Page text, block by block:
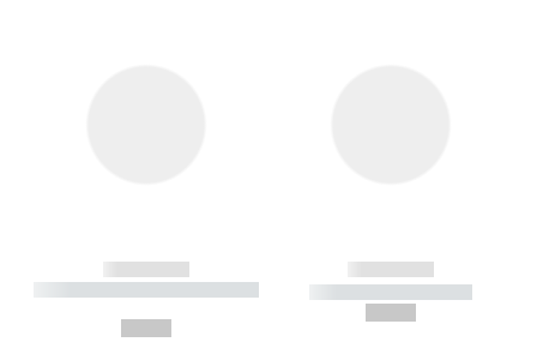
------------
----------- ----------- --------
------------
----------- -----------